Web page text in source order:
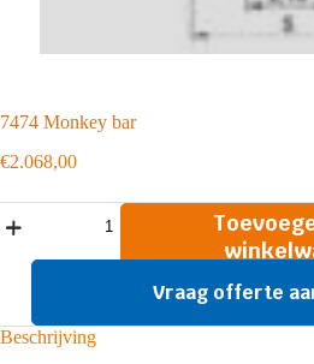
7474 Monkey bar
€2.068,00
Monkey
Vraag offerte
Beschrijving